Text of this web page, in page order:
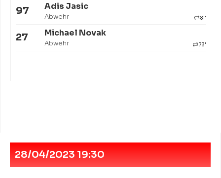
97 Adis Jasic
Abwehr 81'
27 Michael Novak
Abwehr 73'
28/04/2023 19:30